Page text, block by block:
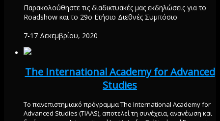
Παρακολούθηστε τις διαδικτυακές μας εκδηλώσεις για το
Roadshow και το 29ο Ετήσιο Διεθνές Συμπόσιο
7-17 Δεκεμβρίου, 2020
The International Academy for Advanced
Studies
Το πανεπιστημιακό πρόγραμμα The International Academy for
Advanced Studies (TIAAS), αποτελεί τη συνέχεια, ανανέωση και